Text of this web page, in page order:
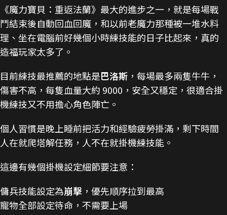
《魔力寶貝：重返法蘭》最大的進步之一，就是每場戰
鬥結束後自動回血回魔，和以前老魔力那種被一堆水料
理、坐在電腦前好幾個小時練技能的日子比起來，真的
造福玩家太多了。
目前練技最推薦的地點是巴洛斯 ，每場最多兩隻牛牛，
傷害不高，每隻血量大約 9000，安全又穩定，很適合掛
機練技又不用擔心角色陣亡。
個人習慣是晚上睡前把活力和經驗疲勞掛滿，剩下時間
人在就爬塔解任務，人不在就掛機練技能。
這邊有幾個掛機設定細節要注意：
傭兵技能設定為崩擊 ，優先順序拉到最高
寵物全部設定待命，不需要上場